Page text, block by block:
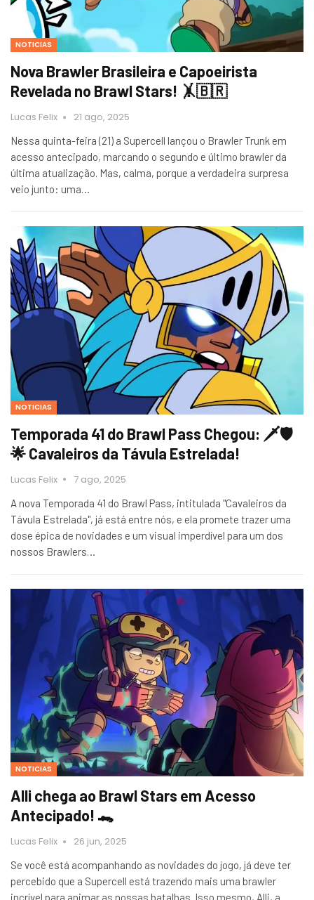
NOTICIAS
Nova Brawler Brasileira e Capoeirista
Revelada no Brawl Stars! 🤸🇧🇷
Lucas Felix 21 ago, 2025
Nessa quinta-feira (21) a Supercell lançou o Brawler Trunk em
acesso antecipado, marcando o segundo e último brawler da
última atualização. Mas, calma, porque a verdadeira surpresa
veio junto: uma…
NOTICIAS
Temporada 41 do Brawl Pass Chegou: 🗡️🛡️
🌟 Cavaleiros da Távula Estrelada!
Lucas Felix 7 ago, 2025
A nova Temporada 41 do Brawl Pass, intitulada "Cavaleiros da
Távula Estrelada", já está entre nós, e ela promete trazer uma
dose épica de novidades e um visual imperdível para um dos
nossos Brawlers…
NOTICIAS
Alli chega ao Brawl Stars em Acesso
Antecipado! 🐊
Lucas Felix 26 jun, 2025
Se você está acompanhando as novidades do jogo, já deve ter
percebido que a Supercell está trazendo mais uma brawler
incrível para animar as nossas batalhas. Isso mesmo, Alli, a